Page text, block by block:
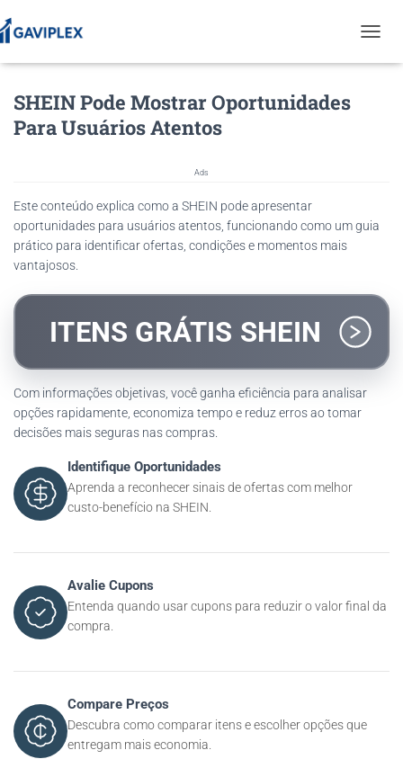
O
A
SHEIN Pode Mostrar Oportunidades
Para Usuários Atentos
Ads
Este conteúdo explica como a SHEIN pode apresentar
oportunidades para usuários atentos, funcionando como um guia
prático para identificar ofertas, condições e momentos mais
vantajosos.
ITENS GRÁTIS SHEIN
Com informações objetivas, você ganha eficiência para analisar
opções rapidamente, economiza tempo e reduz erros ao tomar
decisões mais seguras nas compras.
Identifique Oportunidades
Aprenda a reconhecer sinais de ofertas com melhor
custo-benefício na SHEIN.
Avalie Cupons
Entenda quando usar cupons para reduzir o valor final da
compra.
Compare Preços
Descubra como comparar itens e escolher opções que
entregam mais economia.